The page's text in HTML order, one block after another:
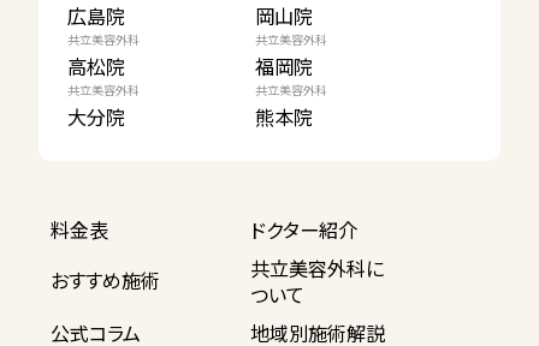
広島院 岡山院
共立美容外科
高松院
共立美容外科
福岡院
共立美容外科
大分院
共立美容外科
熊本院
料金表
ドクター紹介
おすすめ施術
共立美容外科に
ついて
公式コラム
地域別施術解説